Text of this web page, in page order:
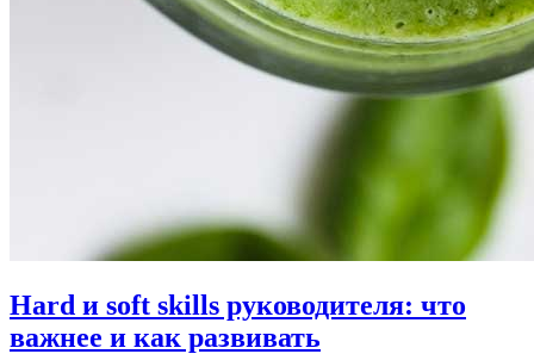
Hard и soft skills руководителя: что
важнее и как развивать